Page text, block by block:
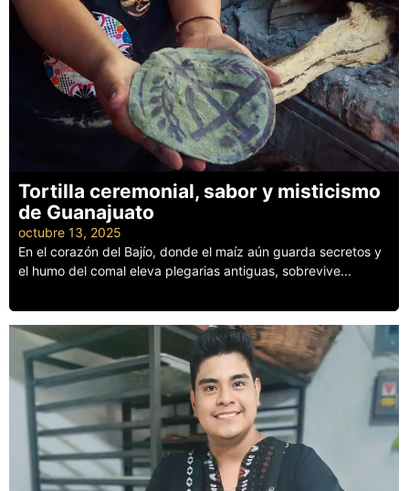
Tortilla ceremonial, sabor y misticismo
de Guanajuato
octubre 13, 2025
En el corazón del Bajío, donde el maíz aún guarda secretos y
el humo del comal eleva plegarias antiguas, sobrevive...